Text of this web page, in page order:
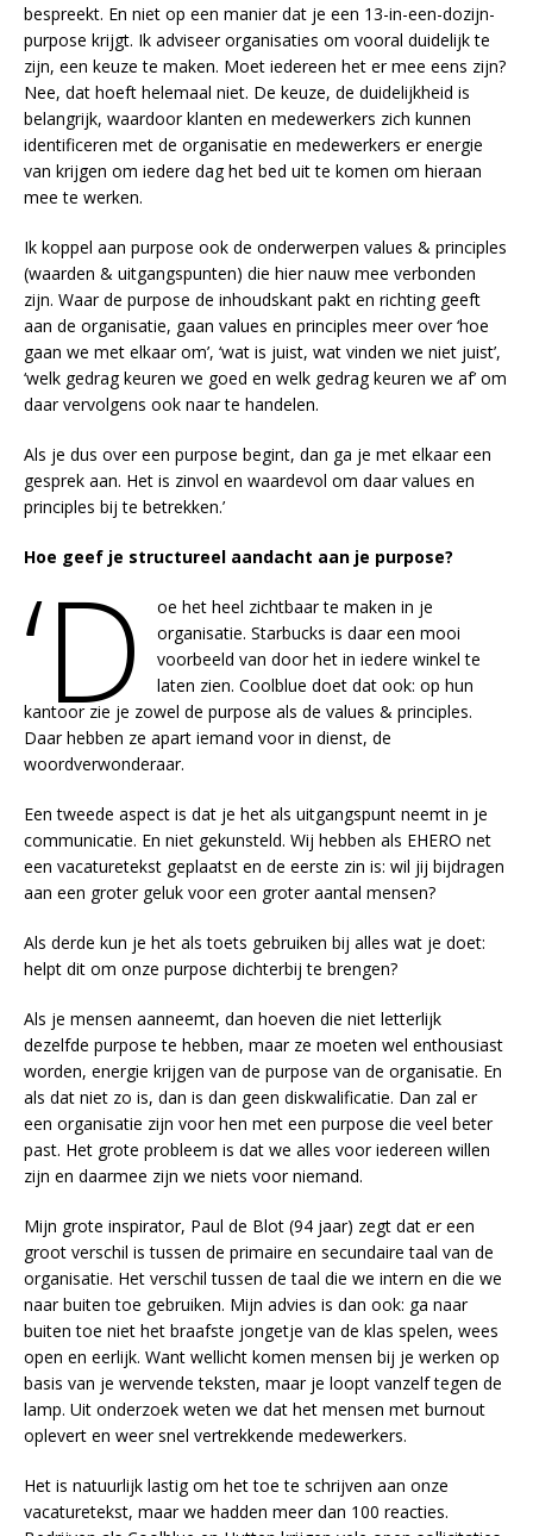
bespreekt. En niet op een manier dat je een 13-in-een-dozijn-
purpose krijgt. Ik adviseer organisaties om vooral duidelijk te
zijn, een keuze te maken. Moet iedereen het er mee eens zijn?
Nee, dat hoeft helemaal niet. De keuze, de duidelijkheid is
belangrijk, waardoor klanten en medewerkers zich kunnen
identificeren met de organisatie en medewerkers er energie
van krijgen om iedere dag het bed uit te komen om hieraan
mee te werken.
Ik koppel aan purpose ook de onderwerpen values & principles
(waarden & uitgangspunten) die hier nauw mee verbonden
zijn. Waar de purpose de inhoudskant pakt en richting geeft
aan de organisatie, gaan values en principles meer over ‘hoe
gaan we met elkaar om’, ‘wat is juist, wat vinden we niet juist’,
‘welk gedrag keuren we goed en welk gedrag keuren we af’ om
daar vervolgens ook naar te handelen.
Als je dus over een purpose begint, dan ga je met elkaar een
gesprek aan. Het is zinvol en waardevol om daar values en
principles bij te betrekken.’
Hoe geef je structureel aandacht aan je purpose?
‘D
oe het heel zichtbaar te maken in je
organisatie. Starbucks is daar een mooi
voorbeeld van door het in iedere winkel te
laten zien. Coolblue doet dat ook: op hun
kantoor zie je zowel de purpose als de values & principles.
Daar hebben ze apart iemand voor in dienst, de
woordverwonderaar.
Een tweede aspect is dat je het als uitgangspunt neemt in je
communicatie. En niet gekunsteld. Wij hebben als EHERO net
een vacaturetekst geplaatst en de eerste zin is: wil jij bijdragen
aan een groter geluk voor een groter aantal mensen?
Als derde kun je het als toets gebruiken bij alles wat je doet:
helpt dit om onze purpose dichterbij te brengen?
Als je mensen aanneemt, dan hoeven die niet letterlijk
dezelfde purpose te hebben, maar ze moeten wel enthousiast
worden, energie krijgen van de purpose van de organisatie. En
als dat niet zo is, dan is dan geen diskwalificatie. Dan zal er
een organisatie zijn voor hen met een purpose die veel beter
past. Het grote probleem is dat we alles voor iedereen willen
zijn en daarmee zijn we niets voor niemand.
Mijn grote inspirator, Paul de Blot (94 jaar) zegt dat er een
groot verschil is tussen de primaire en secundaire taal van de
organisatie. Het verschil tussen de taal die we intern en die we
naar buiten toe gebruiken. Mijn advies is dan ook: ga naar
buiten toe niet het braafste jongetje van de klas spelen, wees
open en eerlijk. Want wellicht komen mensen bij je werken op
basis van je wervende teksten, maar je loopt vanzelf tegen de
lamp. Uit onderzoek weten we dat het mensen met burnout
oplevert en weer snel vertrekkende medewerkers.
Het is natuurlijk lastig om het toe te schrijven aan onze
vacaturetekst, maar we hadden meer dan 100 reacties.